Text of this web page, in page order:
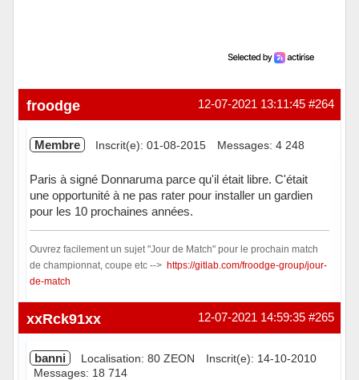
#264
12-07-2021 13:11:45
froodge
Membre Inscrit(e): 01-08-2015 Messages: 4 248
Paris à signé Donnaruma parce qu'il était libre. C'était
une opportunité à ne pas rater pour installer un gardien
pour les 10 prochaines années.
Ouvrez facilement un sujet "Jour de Match" pour le prochain match
de championnat, coupe etc --> https://gitlab.com/froodge-group/jour-
de-match
Hors ligne #265
12-07-2021 14:59:35
xxRck91xx
banni Localisation: 80 ZEON
Inscrit(e): 14-10-2010
Messages: 18 714